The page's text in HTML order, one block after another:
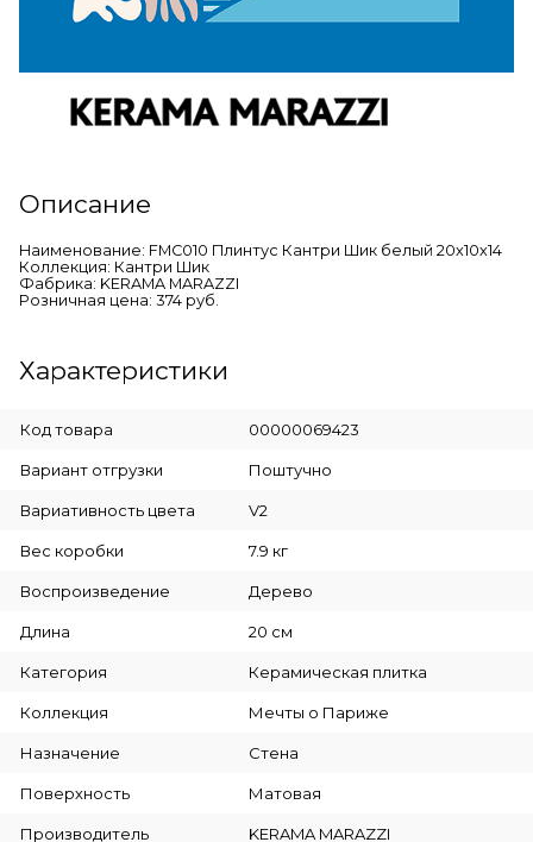
Описание
Наименование: FMC010 Плинтус Кантри Шик белый 20х10х14
Коллекция: Кантри Шик
Фабрика: KERAMA MARAZZI
Розничная цена: 374 руб.
Характеристики
Код товара 00000069423
Вариант отгрузки Поштучно
Вариативность цвета V2
Вес коробки 7.9 кг
Воспроизведение Дерево
Длина 20 см
Категория Керамическая плитка
Коллекция Мечты о Париже
Назначение Стена
Поверхность Матовая
Производитель KERAMA MARAZZI